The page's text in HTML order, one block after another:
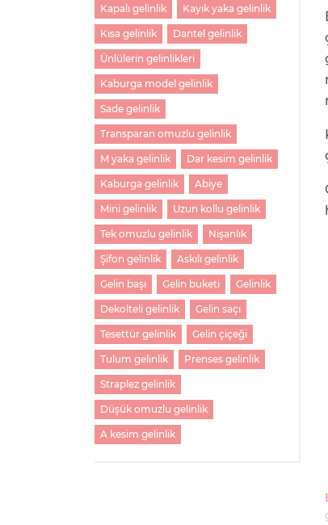
Tesettür
Transparan Omuzlu
V Yaka
Kapalı gelinlik Kayık yaka gelinlik
Kısa gelinlik Dantel gelinlik
Ünlülerin gelinlikleri
Kaburga model gelinlik
Sade gelinlik
Transparan omuzlu gelinlik
M yaka gelinlik Dar kesim gelinlik
Kaburga gelinlik Abiye
Mini gelinlik Uzun kollu gelinlik
Tek omuzlu gelinlik Nişanlık
Şifon gelinlik Askılı gelinlik
Gelin başı Gelin buketi Gelinlik
Dekolteli gelinlik Gelin saçı
Tesettür gelinlik Gelin çiçeği
Tulum gelinlik Prenses gelinlik
Straplez gelinlik
Düşük omuzlu gelinlik
A kesim gelinlik